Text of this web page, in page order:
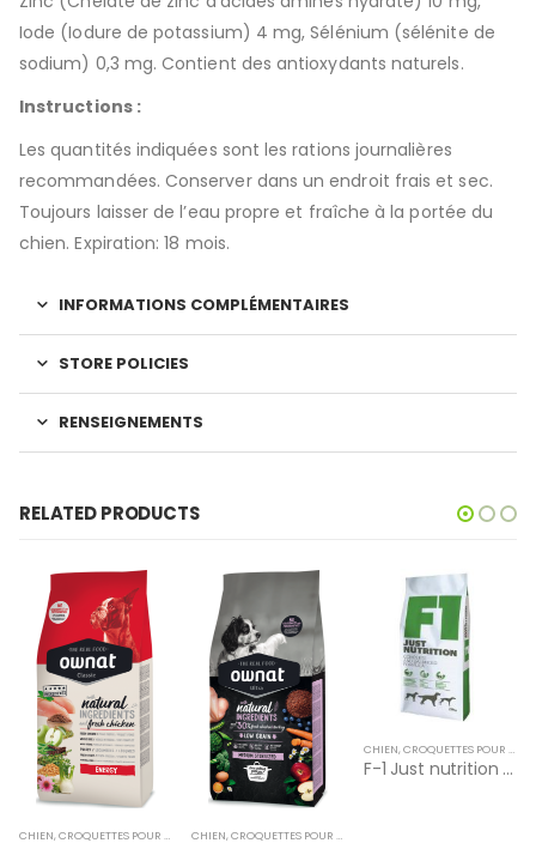
Iode (Iodure de potassium) 4 mg, Sélénium (sélénite de
sodium) 0,3 mg. Contient des antioxydants naturels.
Instructions :
Les quantités indiquées sont les rations journalières
recommandées. Conserver dans un endroit frais et sec.
Toujours laisser de l’eau propre et fraîche à la portée du
chien. Expiration: 18 mois.
INFORMATIONS COMPLÉMENTAIRES
STORE POLICIES
RENSEIGNEMENTS
RELATED PRODUCTS
,OWNAT
CHIEN,CROQUETTES POUR CHIEN ,OWNAT
CHIEN,CROQUETTES POUR CHIEN